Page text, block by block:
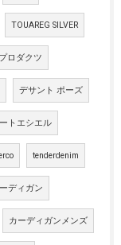
TOUAREG SILVER
ロダクツ
デサント ポーズ
トエシエル
tenderdenim
ディガン
カーディガンメンズ